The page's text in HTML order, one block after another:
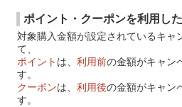
ポイント・クーポンを利用し
対象購入金額が設定されているキャ
て、
ポイント は、 利用前の金額がキャン
す。
クーポンは、 利用後の金額がキャン
す。